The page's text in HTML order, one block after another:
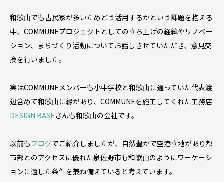
和歌山でも古民家が多いためどう活用するかという課題を抱える
中、COMMUNEプロジェクトとしての立ち上げの経緯やリノベー
ション、まちづくり活動についてお話しさせていただき、意見交
換を行いました。
実はCOMMUNEメンバーも小中学校と和歌山に通っていた代表渡
辺含めて和歌山に縁があり、COMMUNEを施工してくれた工務店
DESIGN BASEさんも和歌山の会社です。
以前もブログでご紹介しましたが、自然豊かで空港立地があり都
市部とのアクセスに優れた泉佐野市も和歌山のようにワーケーシ
ョンに適した条件を兼ね備えていると考えています。